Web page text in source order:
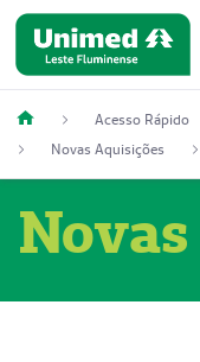
Acesso Rápido
Novas Aquisições